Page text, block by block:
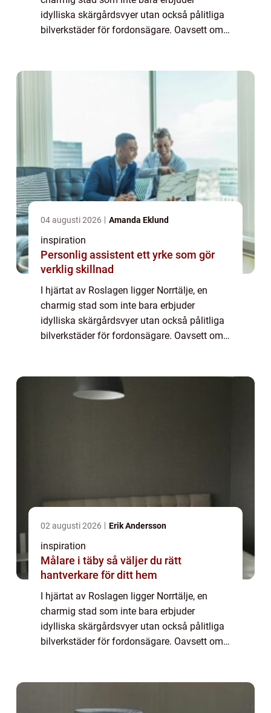
idylliska skärgårdsvyer utan också pålitliga
bilverkstäder för fordonsägare. Oavsett om
04 augusti 2026 Amanda Eklund
inspiration
Personlig assistent ett yrke som gör
verklig skillnad
I hjärtat av Roslagen ligger Norrtälje, en
charmig stad som inte bara erbjuder
idylliska skärgårdsvyer utan också pålitliga
bilverkstäder för fordonsägare. Oavsett om
02 augusti 2026 Erik Andersson
inspiration
Målare i täby så väljer du rätt
hantverkare för ditt hem
I hjärtat av Roslagen ligger Norrtälje, en
charmig stad som inte bara erbjuder
idylliska skärgårdsvyer utan också pålitliga
bilverkstäder för fordonsägare. Oavsett om